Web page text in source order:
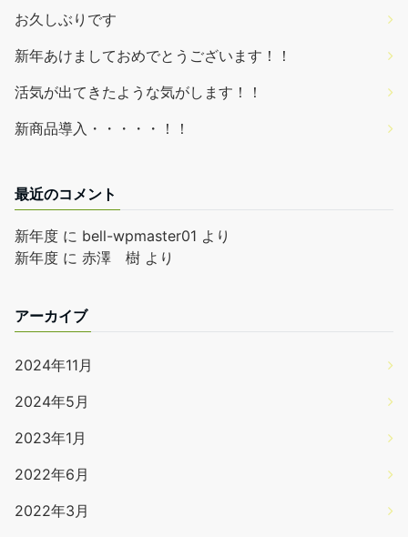
お久しぶりです
新年あけましておめでとうございます！！
活気が出てきたような気がします！！
新商品導入・・・・・！！
最近のコメント
新年度 に bell-wpmaster01 より
新年度 に 赤澤 樹 より
アーカイブ
2024年11月
2024年5月
2023年1月
2022年6月
2022年3月